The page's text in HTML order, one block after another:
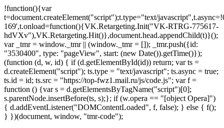
!function(){var
t=document.createElement("script");t.type="text/
169',t.onload=function(){VK.Retargeting.Init("VK-RTRG-775617-
hdVXv"),VK.Retargeting.Hit()},document.head.appendChild(t)}();
var _tmr = window._tmr || (window._tmr = []); _tmr.push({id:
"3530400", type: "pageView", start: (new Date()).getTime()});
(function (d, w, id) { if (d.getElementById(id)) return; var ts =
d.createElement("script"); ts.type = "text/javascript"; ts.async = true;
ts.id = id; ts.src = "https://top-fwz1.mail.ru/js/code.js"; var f =
function () {var s = d.getElementsByTagName("script")[0];
s.parentNode.insertBefore(ts, s);}; if (w.opera == "[object Opera]")
{ d.addEventListener("DOMContentLoaded", f, false); } else { f();
} })(document, window, "tmr-code");